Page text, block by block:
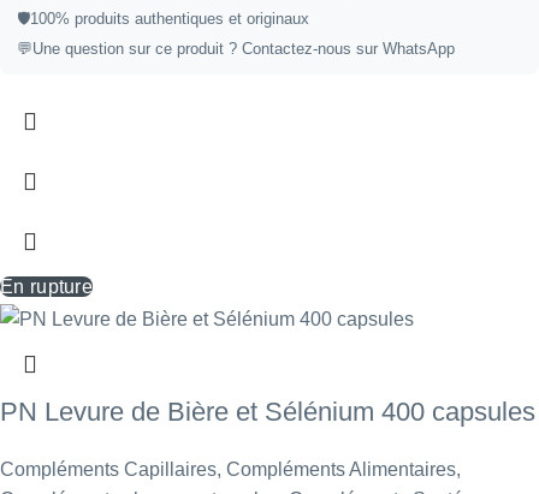
🛡️100% produits authentiques et originaux
💬Une question sur ce produit ? Contactez-nous sur WhatsApp
En rupture
PN Levure de Bière et Sélénium 400 capsules
Compléments Capillaires, Compléments Alimentaires,